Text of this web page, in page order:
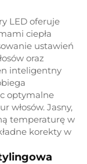
LED oferuje
ciepła
ustawień
oraz
inteligentny
optymalne
włosów. Jasny,
temperaturę w
korekty w